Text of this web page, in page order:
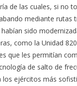
de las cuales, si no
mediante rutas
sido
como la Unidad
que les permitían
de salto de
los ejércitos más